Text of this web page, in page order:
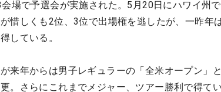
場で予選会が実施された。5月20日にハワイ州
惜しくも2位、3位で出場権を逃したが、一昨年
している。
来年からは男子レギュラーの「全米オープン」
。さらにこれまでメジャー、ツアー勝利で得て